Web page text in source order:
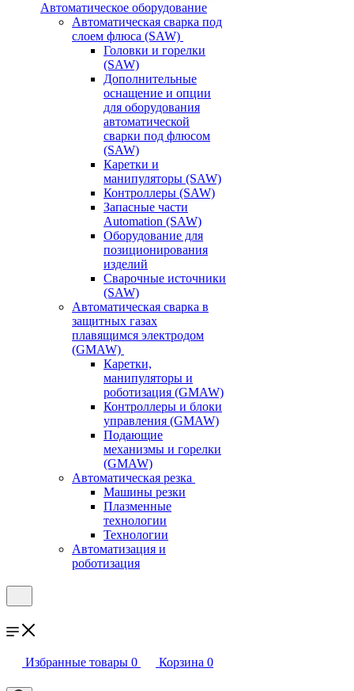
Автоматическое оборудование
Автоматическая сварка под
слоем флюса (SAW)
Головки и горелки
(SAW)
Дополнительные
оснащение и опции
для оборудования
автоматической
сварки под флюсом
(SAW)
Каретки и
манипуляторы (SAW)
Контроллеры (SAW)
Запасные части
Automation (SAW)
Оборудование для
позиционирования
изделий
Сварочные источники
(SAW)
Автоматическая сварка в
защитных газах
плавящимся электродом
(GMAW)
Каретки,
манипуляторы и
роботизация (GMAW)
Контроллеры и блоки
управления (GMAW)
Подающие
механизмы и горелки
(GMAW)
Автоматическая резка
Машины резки
Плазменные
технологии
Технологии
Автоматизация и
роботизация
Избранные товары 0 Корзина 0